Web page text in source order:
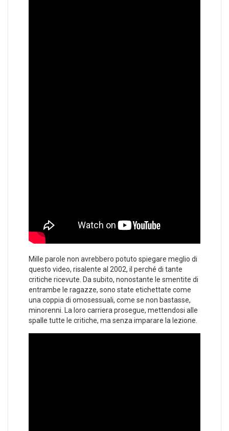
Mille parole non avrebbero potuto spiegare meglio di
questo video, risalente al 2002, il perché di tante
critiche ricevute. Da subito, nonostante le smentite di
entrambe le ragazze, sono state etichettate come
una coppia di omosessuali, come se non bastasse,
minorenni. La loro carriera prosegue, mettendosi alle
spalle tutte le critiche, ma senza imparare la lezione.